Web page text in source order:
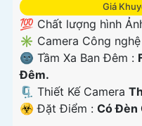
Giá
💯 Chất lượng hình
✳️ Camera Công
🌚 Tầm Xa Ban Đêm :
Ðêm.
🗜️ Thiết Kế Camera
️☣️ Đặt Điểm : Có Ðèn